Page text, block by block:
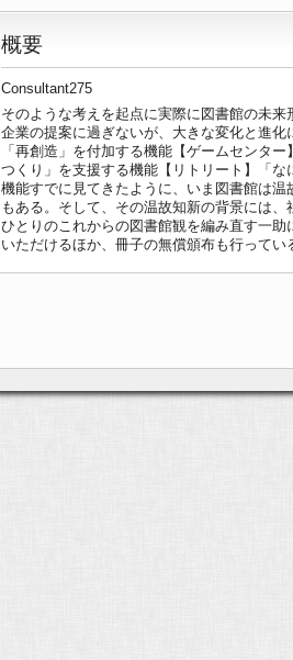
概要
Consultant275
そのような考えを起点に実際に図書館の未
企業の提案に過ぎないが、大きな変化と進
「再創造」を付加する機能【ゲームセンタ
つくり」を支援する機能【リトリート】「
機能すでに見てきたように、いま図書館は
もある。そして、その温故知新の背景には
ひとりのこれからの図書館観を編み直す一助
いただけるほか、冊子の無償頒布も行って